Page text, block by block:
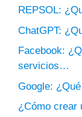
REPSOL:
ChatGPT:
Facebook:
servicios…
Google:
¿Cómo crear